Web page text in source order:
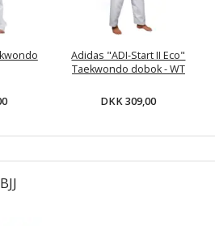
Adidas "ADI-Start II Eco"
Taekwondo dobok - WT
DKK 309,00